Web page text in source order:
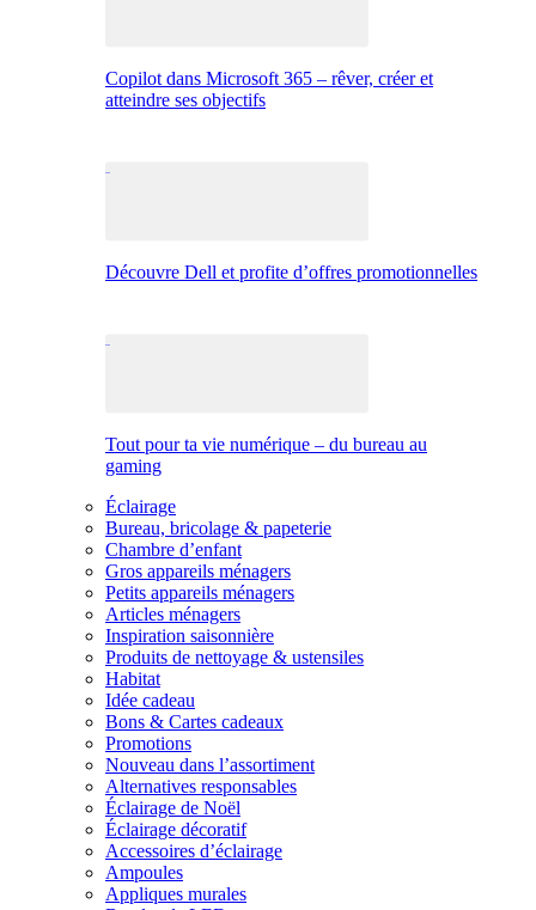
Copilot dans Microsoft 365 – rêver, créer et
atteindre ses objectifs
Découvre Dell et profite d’offres promotionnelles
Tout pour ta vie numérique – du bureau au
gaming
Éclairage
Bureau, bricolage & papeterie
Chambre d’enfant
Gros appareils ménagers
Petits appareils ménagers
Articles ménagers
Inspiration saisonnière
Produits de nettoyage & ustensiles
Habitat
Idée cadeau
Bons & Cartes cadeaux
Promotions
Nouveau dans l’assortiment
Alternatives responsables
Éclairage de Noël
Éclairage décoratif
Accessoires d’éclairage
Ampoules
Appliques murales